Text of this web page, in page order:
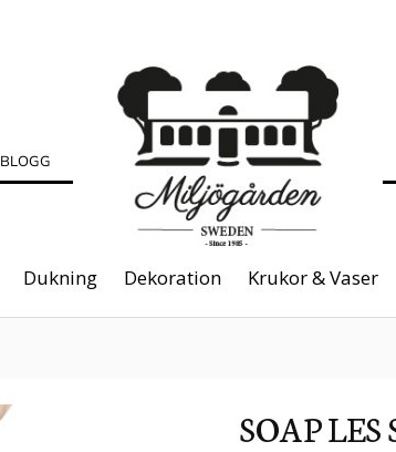
BLOGG
Dukning Dekoration Krukor & Vaser
SOAP